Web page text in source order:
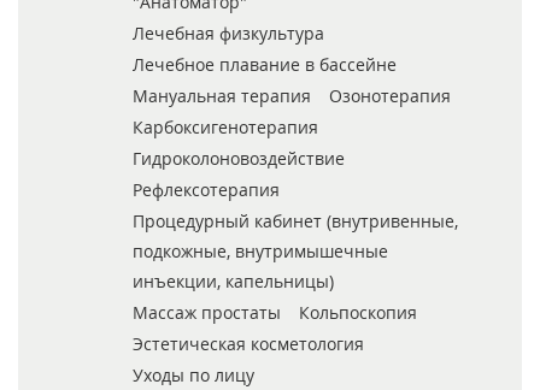
Лечебная физкультура
Лечебное плавание в бассейне
Мануальная терапия
Озонотерапия
Карбоксигенотерапия
Гидроколоновоздействие
Рефлексотерапия
Процедурный кабинет (внутривенные,
подкожные, внутримышечные
инъекции, капельницы)
Массаж простаты
Кольпоскопия
Эстетическая косметология
Уходы по лицу